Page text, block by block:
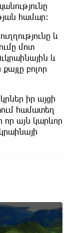
համար։
և
մոտ
և
բոլոր
իր այցի
համատեղ
որ այն կարևոր